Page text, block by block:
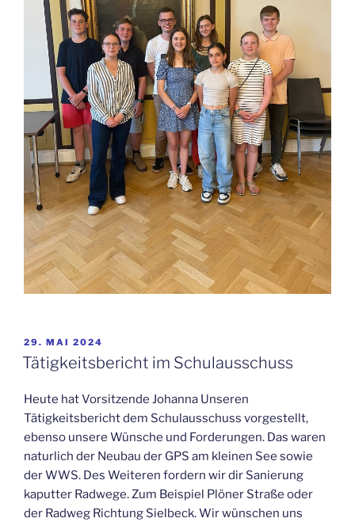
VERÖFFENTLICHT
AM
29. MAI 2024
Tätigkeitsbericht im Schulausschuss
Heute hat Vorsitzende Johanna Unseren
Tätigkeitsbericht dem Schulausschuss vorgestellt,
ebenso unsere Wünsche und Forderungen. Das waren
naturlich der Neubau der GPS am kleinen See sowie
der WWS. Des Weiteren fordern wir dir Sanierung
kaputter Radwege. Zum Beispiel Plöner Straße oder
der Radweg Richtung Sielbeck. Wir wünschen uns